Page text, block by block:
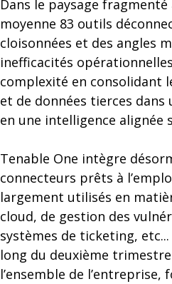
Dans le paysage
moyenne 83 outils
cloisonnées et des angles
inefficacités
complexité en consolidant
et de données tierces
en une intelligence
Tenable One intègre
connecteurs prêts à
largement utilisés en
cloud, de gestion des
systèmes de ticketing,
long du deuxième
l’ensemble de